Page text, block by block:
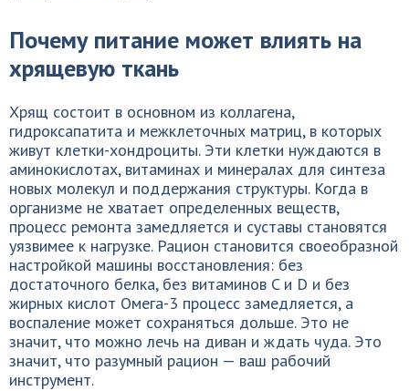
Почему питание может влиять на
хрящевую ткань
Хрящ состоит в основном из коллагена,
гидроксапатита и межклеточных матриц, в которых
живут клетки-хондроциты. Эти клетки нуждаются в
аминокислотах, витаминах и минералах для синтеза
новых молекул и поддержания структуры. Когда в
организме не хватает определенных веществ,
процесс ремонта замедляется и суставы становятся
уязвимее к нагрузке. Рацион становится своеобразной
настройкой машины восстановления: без
достаточного белка, без витаминов C и D и без
жирных кислот Омега-3 процесс замедляется, а
воспаление может сохраняться дольше. Это не
значит, что можно лечь на диван и ждать чуда. Это
значит, что разумный рацион — ваш рабочий
инструмент.